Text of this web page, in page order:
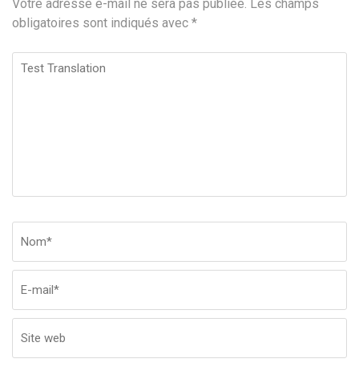
Votre adresse e-mail ne sera pas publiée. Les champs
obligatoires sont indiqués avec *
Test